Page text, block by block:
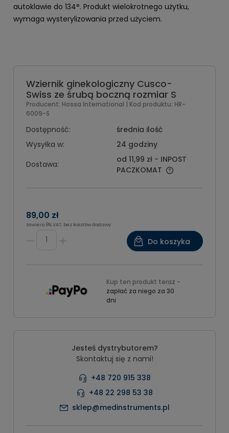
autoklawie do 134°. Produkt wielokrotnego użytku,
wymaga wysterylizowania przed użyciem.
Wziernik ginekologiczny Cusco-
Swiss ze śrubą boczną rozmiar S
Producent: Hossa International | Kod produktu: HR-
6009-S
Dostępność:
średnia ilość
Wysyłka w:
24 godziny
Dostawa:
od 11,99 zł - INPOST
PACZKOMAT
89,00 zł
zawiera 8% VAT, bez kosztów dostawy
Do koszyka
Kup ten produkt teraz -
zapłać za niego za 30
dni
Jesteś dystrybutorem?
Skontaktuj się z nami!
+48 720 915 338
+48 22 298 53 38
sklep@medinstruments.pl